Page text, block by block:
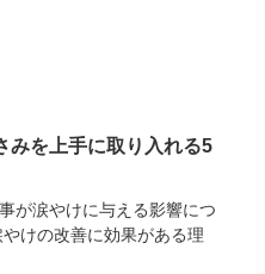
みを上手に取り入れる5
が涙やけに与える影響につ
けの改善に効果がある理